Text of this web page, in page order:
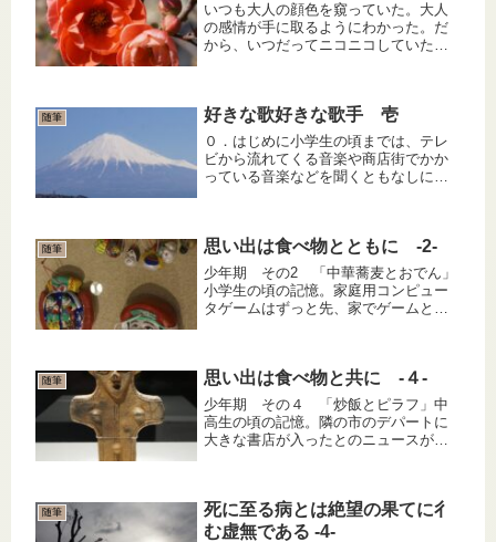
いつも大人の顔色を窺っていた。大人
の感情が手に取るようにわかった。だ
から、いつだってニコニコしていた。
なのに、自分が怒られると面白かっ
た。...
随筆 好きな歌好きな歌手 壱
０．はじめに小学生の頃までは、テレ
ビから流れてくる音楽や商店街でかか
っている音楽などを聞くともなしに聞
ング、etc．が巷に溢れ出し、それら...
随筆 思い出は食べ物とともに -2-
少年期 その2 「中華蕎麦とおでん」
小学生の頃の記憶。家庭用コンピュー
タゲームはずっと先、家でゲームと言
栄っ張りな家庭にあった光線銃ぐら
い...
随筆 思い出は食べ物と共に -４-
少年期 その４ 「炒飯とピラフ」中
高生の頃の記憶。隣の市のデパートに
大きな書店が入ったとのニュースがあ
されたことよりはるかにビッグニュー
ス...
随筆
死に至る病とは絶望の果てに彳
む虚無である -4-